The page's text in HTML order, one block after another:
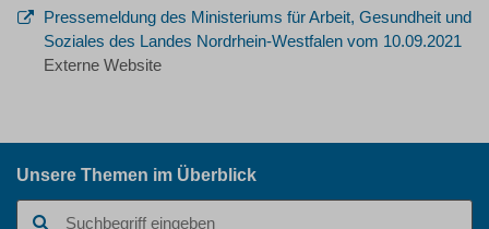
Pressemeldung des Ministeriums für Arbeit, Gesundheit und
Soziales des Landes Nordrhein-Westfalen vom 10.09.2021
Externe Website
Unsere Themen im Überblick